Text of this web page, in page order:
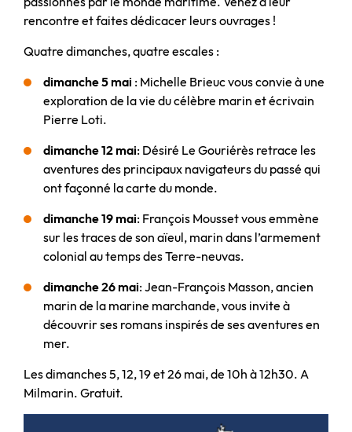
rencontre et faites dédicacer leurs ouvrages !
Quatre dimanches, quatre escales :
dimanche 5 mai : Michelle Brieuc vous convie à une
exploration de la vie du célèbre marin et écrivain
Pierre Loti.
dimanche 12 mai: Désiré Le Gouriérès retrace les
aventures des principaux navigateurs du passé qui
ont façonné la carte du monde.
dimanche 19 mai: François Mousset vous emmène
sur les traces de son aïeul, marin dans l’armement
colonial au temps des Terre-neuvas.
dimanche 26 mai: Jean-François Masson, ancien
marin de la marine marchande, vous invite à
découvrir ses romans inspirés de ses aventures en
mer.
Les dimanches 5, 12, 19 et 26 mai, de 10h à 12h30. A
Milmarin. Gratuit.